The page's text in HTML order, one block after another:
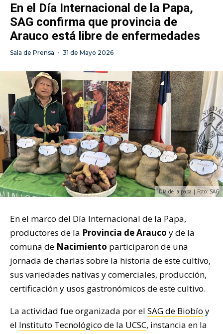
En el Día Internacional de la Papa,
SAG confirma que provincia de
Arauco está libre de enfermedades
Sala de Prensa · 31 de Mayo 2026
Día de la papa | Foto: SAG
En el marco del Día Internacional de la Papa,
productores de la Provincia de Arauco y de la
comuna de Nacimiento participaron de una
jornada de charlas sobre la historia de este cultivo,
sus variedades nativas y comerciales, producción,
certificación y usos gastronómicos de este cultivo.
La actividad fue organizada por el SAG de Biobío y
el Instituto Tecnológico de la UCSC, instancia en la